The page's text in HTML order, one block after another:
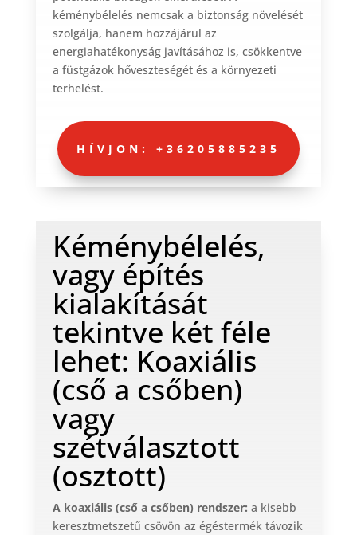
kéménybélelés nemcsak a biztonság növelését
szolgálja, hanem hozzájárul az
energiahatékonyság javításához is, csökkentve
a füstgázok hőveszteségét és a környezeti
terhelést.
HÍVJON: +36205885235
Kéménybélelés,
vagy építés
kialakítását
tekintve két féle
lehet: Koaxiális
(cső a csőben)
vagy
szétválasztott
(osztott)
A koaxiális (cső a csőben) rendszer: a kisebb
keresztmetszetű csövön az égéstermék távozik